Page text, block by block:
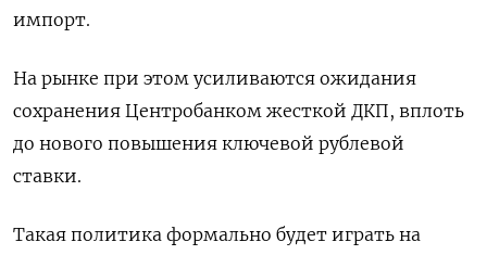
импорт.
На рынке при этом усиливаются ожидания
сохранения Центробанком жесткой ДКП, вплоть
до нового повышения ключевой рублевой
ставки.
Такая политика формально будет играть на